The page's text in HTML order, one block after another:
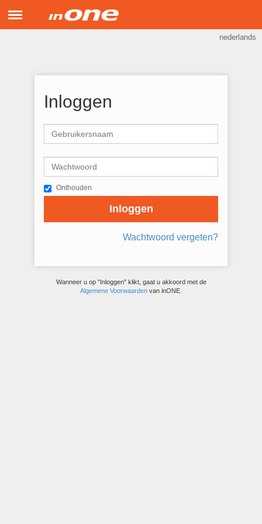
Menu
Inloggen
Onthouden
Inloggen
Wachtwoord vergeten?
Wanneer u op "Inloggen" klikt, gaat u akkoord met de
Algemene Voorwaarden van inONE.
nederlands